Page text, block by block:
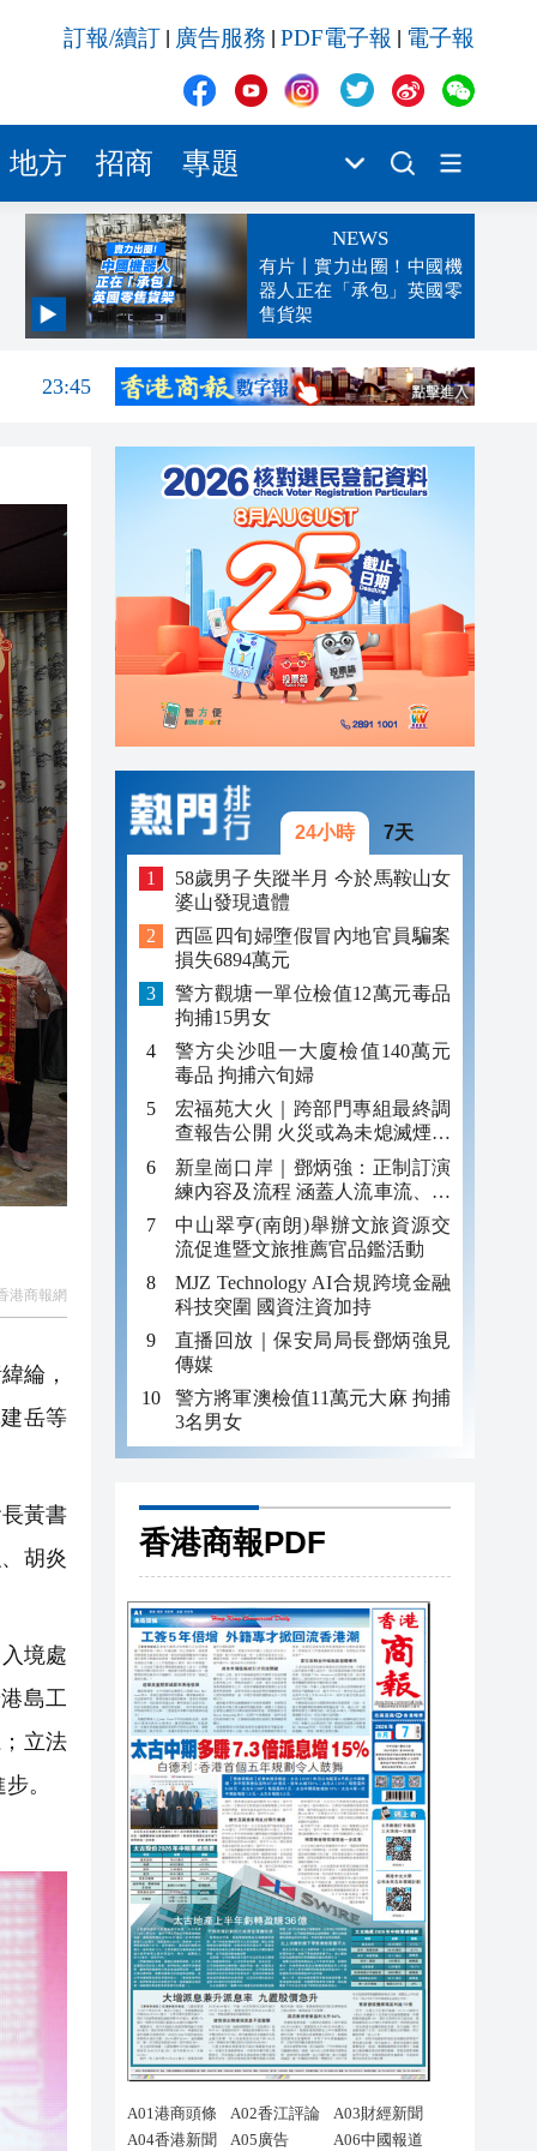
訂報/續訂 廣告服務 PDF電子報 電子報
地方 招商 專題
NEWS
有片丨實力出圈！中國機
器人正在「承包」英國零
售貨架
豹 23:58
23:45
23:21
22:46
22:22
港商報網
綸，
岳等
黃書
胡炎
境處
島工
立法
。
24小時 7天
58歲男子失蹤半月 今於馬鞍山女
婆山發現遺體
西區四旬婦墮假冒內地官員騙案
損失6894萬元
警方觀塘一單位檢值12萬元毒品
拘捕15男女
警方尖沙咀一大廈檢值140萬元
毒品 拘捕六旬婦
宏福苑大火｜跨部門專組最終調
查報告公開 火災或為未熄滅煙頭
引發
新皇崗口岸｜鄧炳強：正制訂演
練內容及流程 涵蓋人流車流、緊
急應變等
中山翠亨(南朗)舉辦文旅資源交
流促進暨文旅推薦官品鑑活動
MJZ Technology AI合規跨境金融
科技突圍 國資注資加持
直播回放｜保安局局長鄧炳強見
傳媒
警方將軍澳檢值11萬元大麻 拘捕
3名男女
香港商報PDF